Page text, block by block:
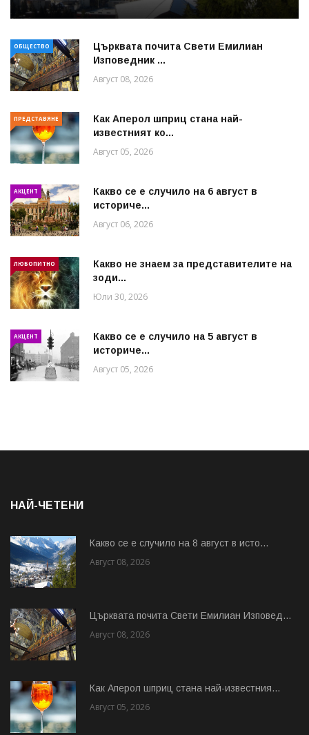
ОБЩЕСТВО
Църквата почита Свeти Емилиан
Изповедник ...
Август 08, 2026
ПРЕДСТАВЯНЕ
Как Аперол шприц стана най-
известният ко...
Август 05, 2026
АКЦЕНТ
Какво се е случило на 6 август в
историче...
Август 06, 2026
ЛЮБОПИТНО
Какво не знаем за представителите на
зоди...
Юли 30, 2026
АКЦЕНТ
Какво се е случило на 5 август в
историче...
Август 05, 2026
НАЙ-ЧЕТЕНИ
Какво се е случило на 8 август в исто...
Август 08, 2026
Църквата почита Свeти Емилиан Изповед...
Август 08, 2026
Как Аперол шприц стана най-известния...
Август 05, 2026